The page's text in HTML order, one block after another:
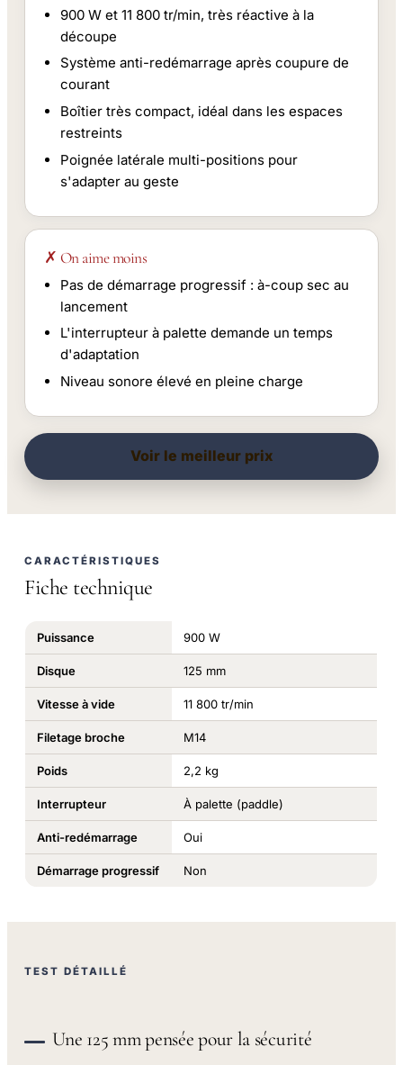
900 W et 11 800 tr/min, très réactive à la
découpe
Système anti-redémarrage après coupure de
courant
Boîtier très compact, idéal dans les espaces
restreints
Poignée latérale multi-positions pour
s'adapter au geste
✗ On aime moins
Pas de démarrage progressif : à-coup sec au
lancement
L'interrupteur à palette demande un temps
d'adaptation
Niveau sonore élevé en pleine charge
Voir le meilleur prix
CARACTÉRISTIQUES
Fiche technique
Puissance 900 W
Disque 125 mm
Vitesse à vide 11 800 tr/min
Filetage broche M14
Poids 2,2 kg
Interrupteur À palette (paddle)
Anti-redémarrage Oui
Démarrage progressif Non
TEST DÉTAILLÉ
Une 125 mm pensée pour la sécurité